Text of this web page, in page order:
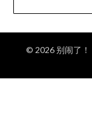
© 2026 别闹了！